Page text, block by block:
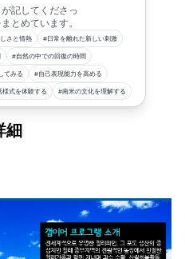
記してくださっ
とめています。
さと情熱 #日常を離れた新しい刺激
#自然の中での回復の時間
てみる #自己表現能力を高める
式を体験する #南米の文化を理解する
細